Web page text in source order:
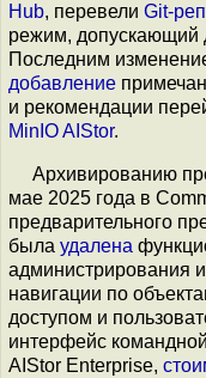
Hub, перевели Git-
режим, допускающий
Последним
добавление
и рекомендации
MinIO AIStor.
Архивированию
мае 2025 года в
предварительного
была удалена
администрирования
навигации по
доступом и
интерфейс
AIStor Enterprise,